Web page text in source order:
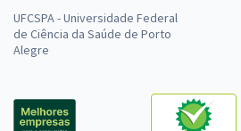
UFCSPA - Universidade Federal
de Ciência da Saúde de Porto
Alegre